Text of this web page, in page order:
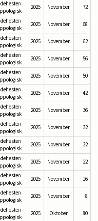
2025 November
72
2025 November 68
2025 November 62
2025 November 56
2025 November 50
2025 November 42
2025 November 36
2025 November 32
2025 November 32
2025 November 22
2025 November 16
2025 November 8
2025 Oktober 80